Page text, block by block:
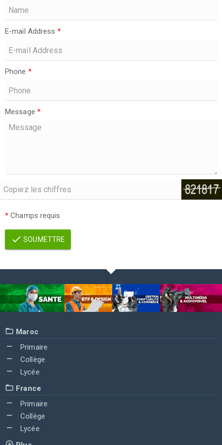
E-mail Address *
Phone *
Message *
* Champs requis
SOUMETTRE
Maroc
Primaire
Collège
Lycée
France
Primaire
Collège
Lycée